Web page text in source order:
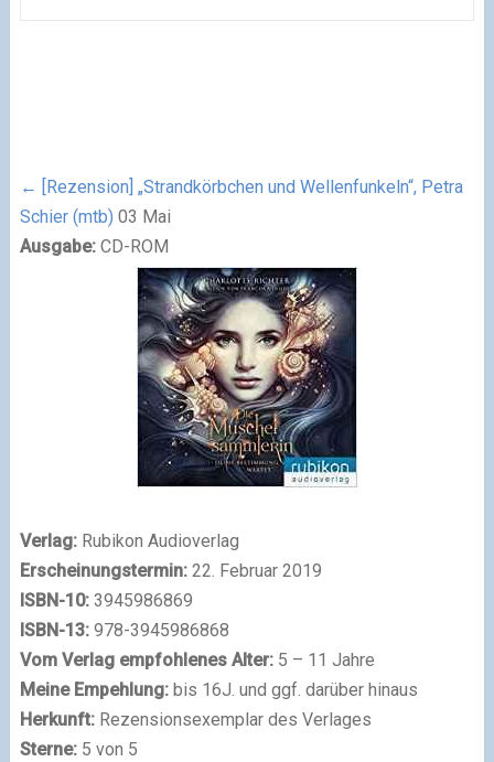
← [Rezension] „Strandkörbchen und Wellenfunkeln“, Petra
Schier (mtb) 03 Mai
Ausgabe:CD-ROM
Verlag:Rubikon Audioverlag
Erscheinungstermin:22. Februar 2019
ISBN-10:3945986869
ISBN-13:978-3945986868
Vom Verlag empfohlenes Alter:5 – 11 Jahre
Meine Empehlung:bis 16J. und ggf. darüber hinaus
Herkunft:Rezensionsexemplar des Verlages
Sterne:5 von 5